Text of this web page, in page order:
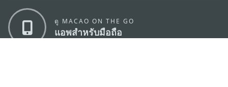
ดู MACAO ON THE GO
แอพสำหรับมือถือ